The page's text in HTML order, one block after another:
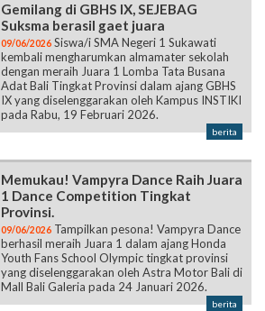
Gemilang di GBHS IX, SEJEBAG
Suksma berasil gaet juara
09/06/2026 Siswa/i SMA Negeri 1 Sukawati
kembali mengharumkan almamater sekolah
dengan meraih Juara 1 Lomba Tata Busana
Adat Bali Tingkat Provinsi dalam ajang GBHS
IX yang diselenggarakan oleh Kampus INSTIKI
pada Rabu, 19 Februari 2026.
berita
Memukau! Vampyra Dance Raih Juara
1 Dance Competition Tingkat
Provinsi.
09/06/2026 Tampilkan pesona! Vampyra Dance
berhasil meraih Juara 1 dalam ajang Honda
Youth Fans School Olympic tingkat provinsi
yang diselenggarakan oleh Astra Motor Bali di
Mall Bali Galeria pada 24 Januari 2026.
berita